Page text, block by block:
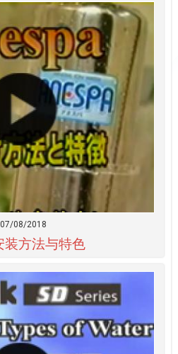
07/08/2018
装方法与特色